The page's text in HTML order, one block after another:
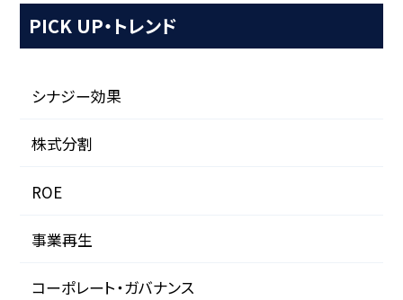
PICK UP・トレンド
シナジー効果
株式分割
ROE
事業再生
コーポレート・ガバナンス